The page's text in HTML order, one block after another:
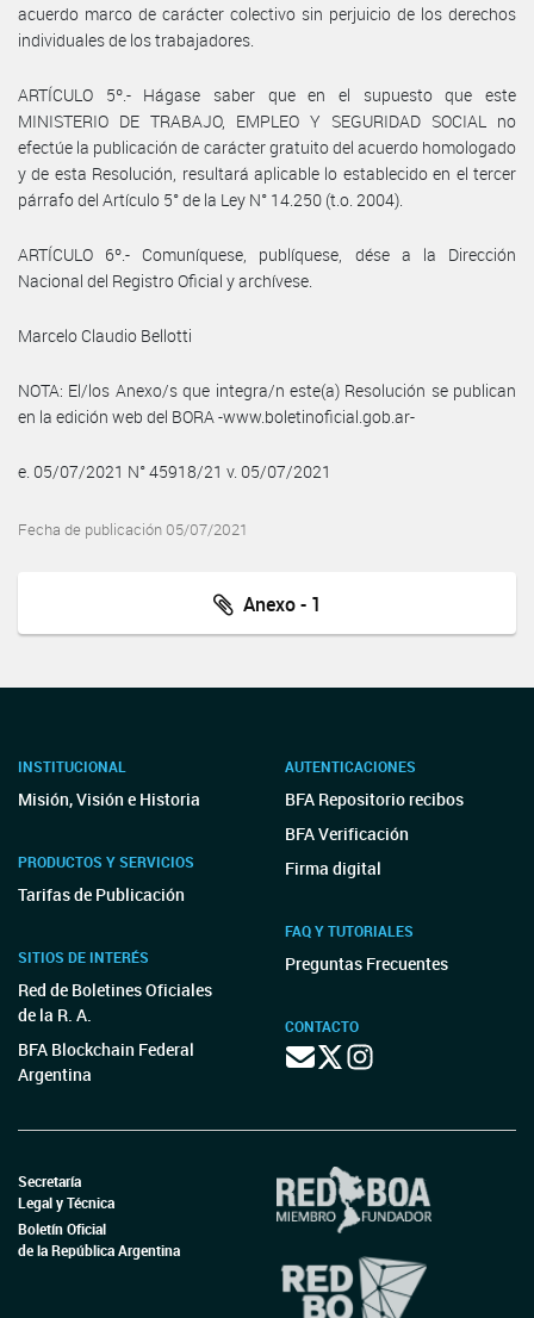
acuerdo marco de carácter colectivo sin perjuicio de los derechos
individuales de los trabajadores.
ARTÍCULO 5º.- Hágase saber que en el supuesto que este
MINISTERIO DE TRABAJO, EMPLEO Y SEGURIDAD SOCIAL no
efectúe la publicación de carácter gratuito del acuerdo homologado
y de esta Resolución, resultará aplicable lo establecido en el tercer
párrafo del Artículo 5° de la Ley N° 14.250 (t.o. 2004).
ARTÍCULO 6º.- Comuníquese, publíquese, dése a la Dirección
Nacional del Registro Oficial y archívese.
Marcelo Claudio Bellotti
NOTA: El/los Anexo/s que integra/n este(a) Resolución se publican
en la edición web del BORA -www.boletinoficial.gob.ar-
e. 05/07/2021 N° 45918/21 v. 05/07/2021
Fecha de publicación 05/07/2021
Anexo - 1
INSTITUCIONAL
Misión, Visión e Historia
PRODUCTOS Y SERVICIOS
Tarifas de Publicación
SITIOS DE INTERÉS
Red de Boletines Oficiales
de la R. A.
BFA Blockchain Federal
Argentina
AUTENTICACIONES
BFA Repositorio recibos
BFA Verificación
Firma digital
FAQ Y TUTORIALES
Preguntas Frecuentes
CONTACTO
Secretaría
Legal y Técnica
Boletín Oficial
de la República Argentina